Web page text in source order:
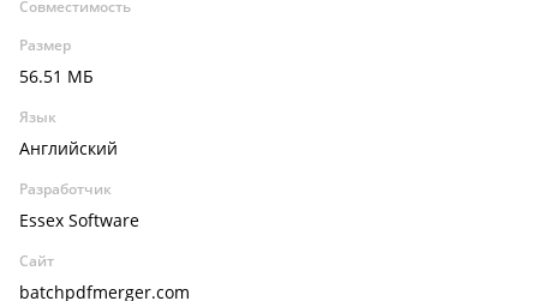
Совместимость
Размер
56.51 МБ
Язык
Английский
Разработчик
Essex Software
Сайт
batchpdfmerger.com